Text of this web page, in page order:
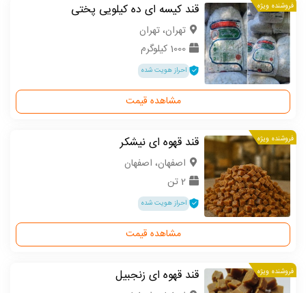
فروشنده ویژه قند کیسه ای ده کیلویی پختی
تهران، تهران
1000 کیلوگرم
احراز هویت شده
مشاهده قیمت
فروشنده ویژه قند قهوه ای نیشکر
اصفهان، اصفهان
2 تن
احراز هویت شده
مشاهده قیمت
فروشنده ویژه قند قهوه ای زنجبیل